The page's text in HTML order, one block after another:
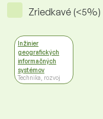
Zriedkavé (<5%)
Inžinier
geografických
informačných
systémov
Technika, rozvoj